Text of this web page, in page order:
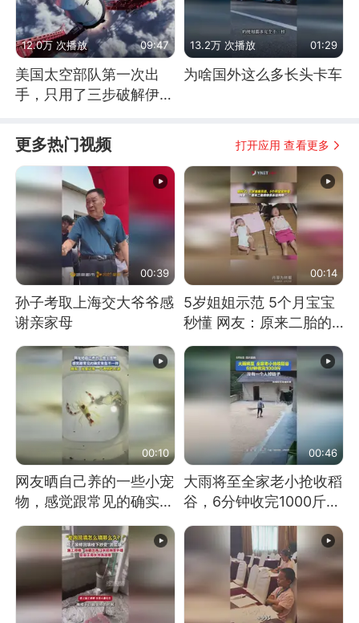
12.0万 次播放 09:47
美国太空部队第一次出
手，只用了三步破解伊朗
13.2万 次播放 01:29
为啥国外这么多长头卡车
更多热门视频 打开应用 查看更多
00:39
孙子考取上海交大爷爷感
谢亲家母
00:14
5岁姐姐示范 5个月宝宝
秒懂 网友：原来二胎的
快乐长这样
00:10
网友晒自己养的一些小宠
物，感觉跟常见的确实有
些不一样
00:46
大雨将至全家老小抢收稻
谷，6分钟收完1000斤，
没有一个人掉链子